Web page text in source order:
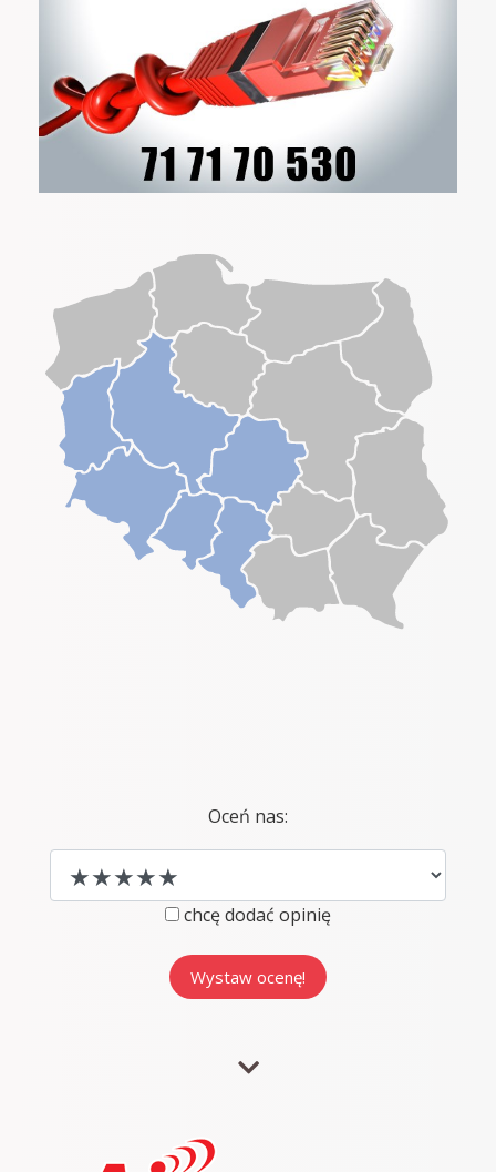
Oceń nas:
chcę dodać opinię